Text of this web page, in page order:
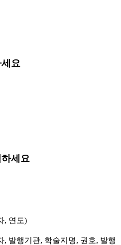
요
세요
, 연도)
, 발행기관, 학술지명, 권호, 발행